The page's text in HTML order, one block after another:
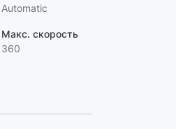
Automatic
Макс. скорость
360